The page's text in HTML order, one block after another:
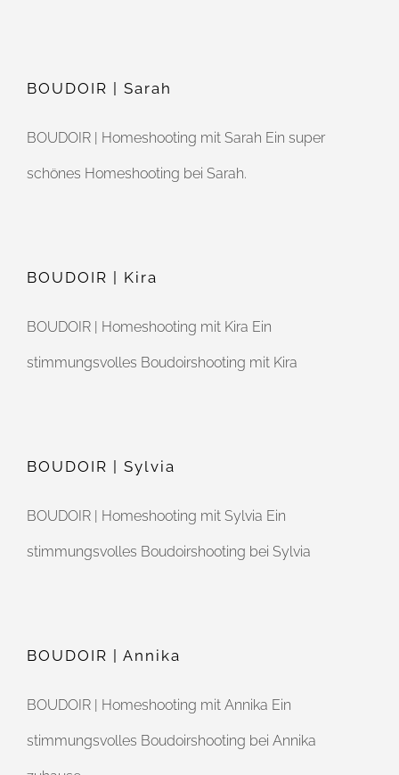
BOUDOIR | Sarah
BOUDOIR | Homeshooting mit Sarah Ein super
schönes Homeshooting bei Sarah.
BOUDOIR | Kira
BOUDOIR | Homeshooting mit Kira Ein
stimmungsvolles Boudoirshooting mit Kira
BOUDOIR | Sylvia
BOUDOIR | Homeshooting mit Sylvia Ein
stimmungsvolles Boudoirshooting bei Sylvia
BOUDOIR | Annika
BOUDOIR | Homeshooting mit Annika Ein
stimmungsvolles Boudoirshooting bei Annika